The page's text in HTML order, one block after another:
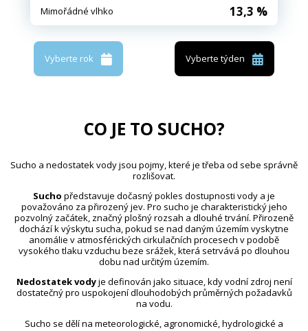
Mimořádné vlhko 13,3 %
Vyberte rok Vyberte týden
CO JE TO SUCHO?
Sucho a nedostatek vody jsou pojmy, které je třeba od sebe správně
rozlišovat.
Sucho představuje dočasný pokles dostupnosti vody a je
považováno za přirozený jev. Pro sucho je charakteristický jeho
pozvolný začátek, značný plošný rozsah a dlouhé trvání. Přirozeně
dochází k výskytu sucha, pokud se nad daným územím vyskytne
anomálie v atmosférických cirkulačních procesech v podobě
vysokého tlaku vzduchu beze srážek, která setrvává po dlouhou
dobu nad určitým územím.
Nedostatek vodyje definován jako situace, kdy vodní zdroj není
dostatečný pro uspokojení dlouhodobých průměrných požadavků
na vodu.
Sucho se dělí na meteorologické, agronomické, hydrologické a